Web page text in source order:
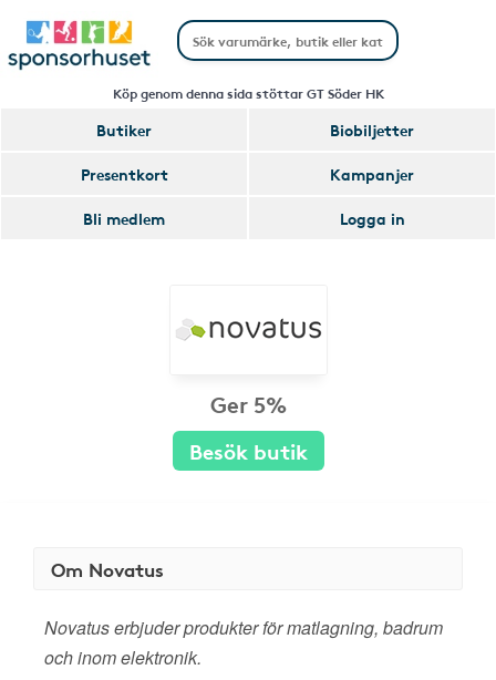
Köp genom denna sida stöttar GT Söder HK
Butiker
Biobiljetter
Presentkort
Kampanjer
Bli medlem
Logga in
Ger 5%
Besök butik
Om Novatus
Novatus erbjuder produkter för matlagning, badrum
och inom elektronik.